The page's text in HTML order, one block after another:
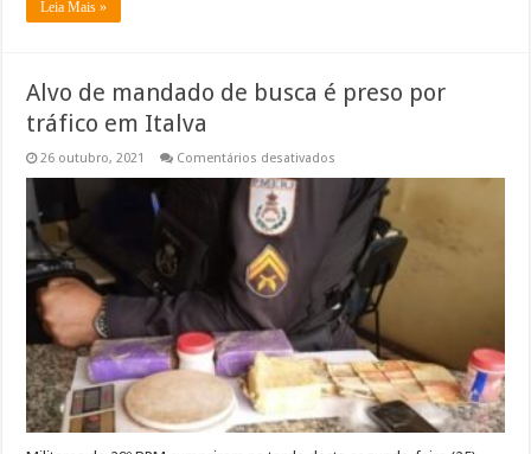
Leia Mais »
Alvo de mandado de busca é preso por
tráfico em Italva
26 outubro, 2021 Comentários desativados
mandado
de
preso
por
tráfico
em
Italva